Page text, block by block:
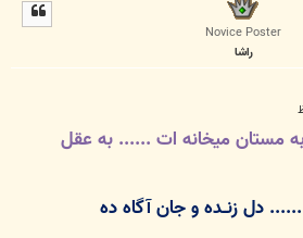
Novice Poster
راشا
مستان میخانه ات ...... به عقل
دل زنــده و جان آگاه ده